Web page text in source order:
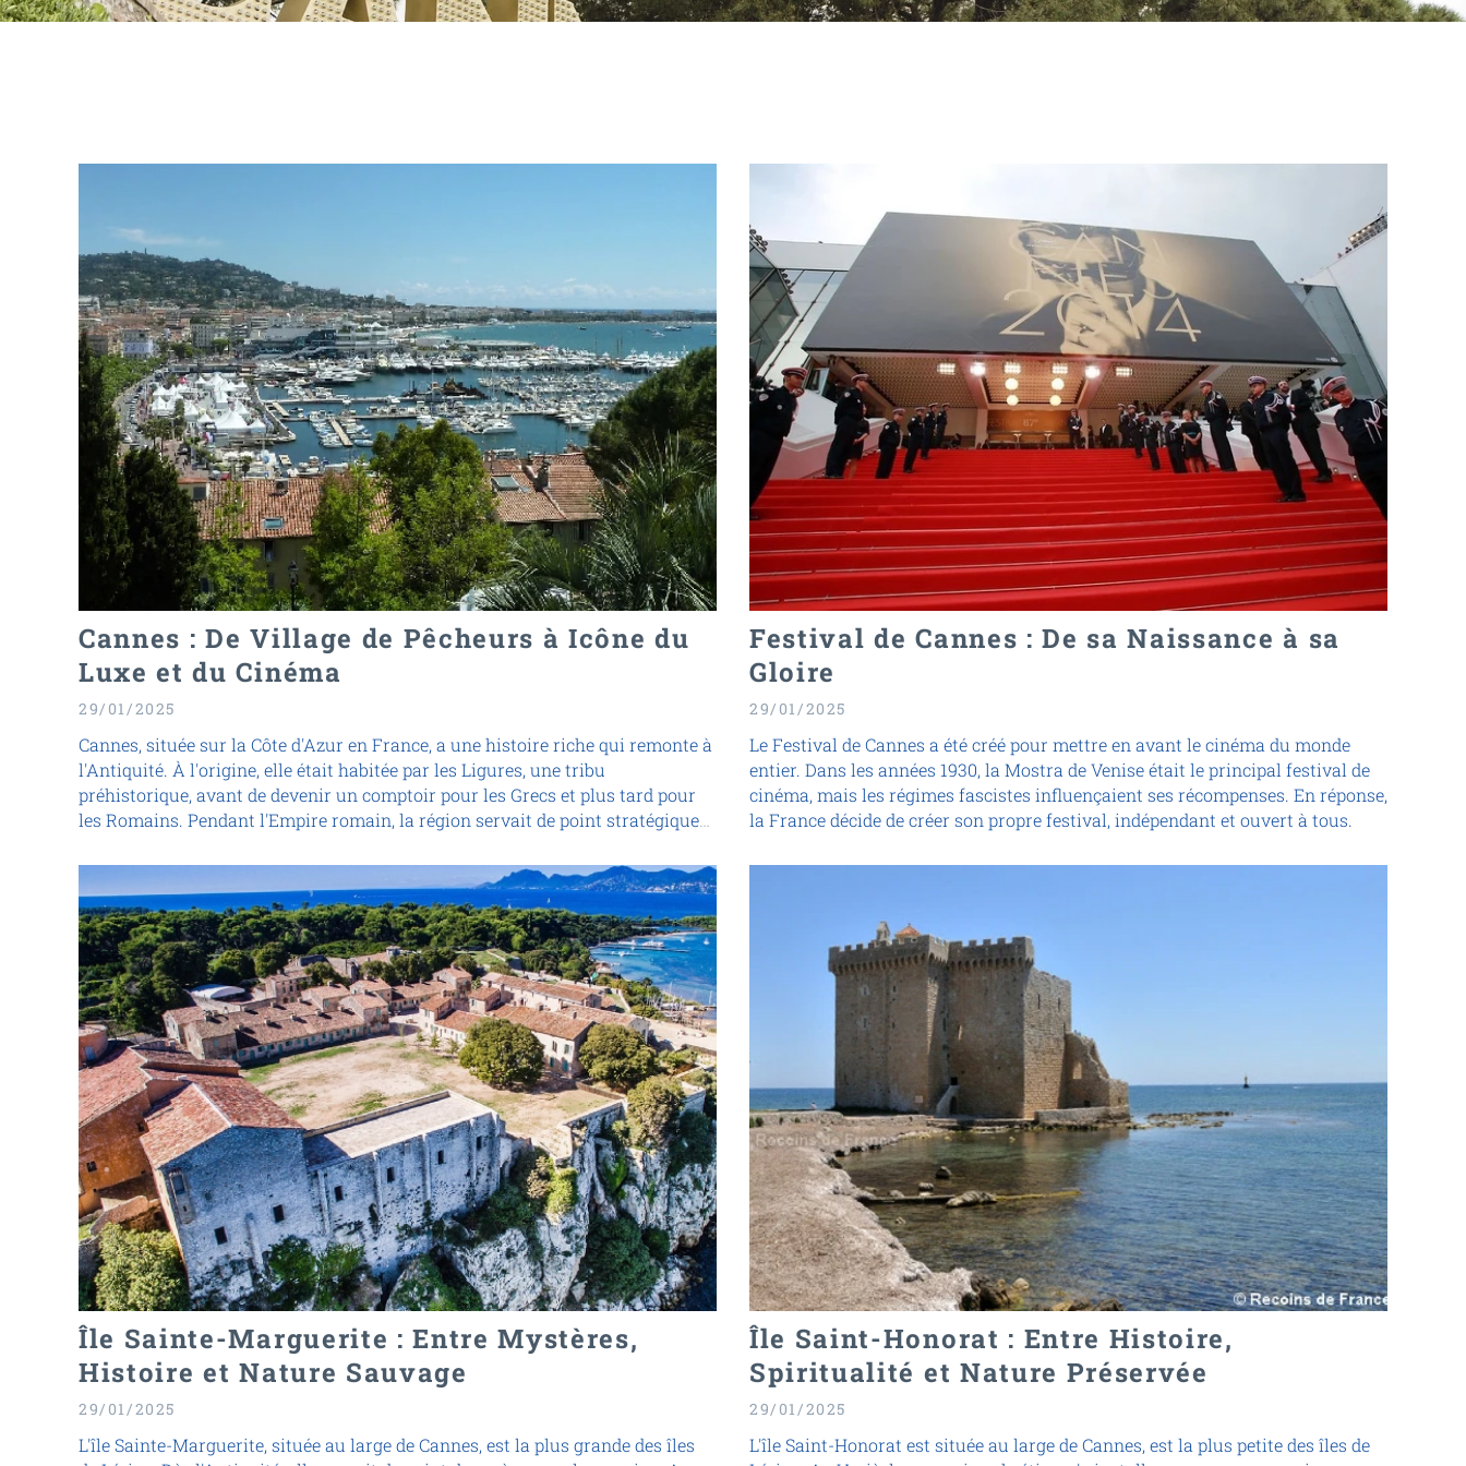
Cannes : De Village de Pêcheurs à Icône du
Luxe et du Cinéma
29/01/2025
Cannes, située sur la Côte d'Azur en France, a une histoire riche qui remonte à
l'Antiquité. À l'origine, elle était habitée par les Ligures, une tribu
préhistorique, avant de devenir un comptoir pour les Grecs et plus tard pour
les Romains. Pendant l'Empire romain, la région servait de point stratégique
Festival de Cannes : De sa Naissance à sa
Gloire
29/01/2025
Le Festival de Cannes a été créé pour mettre en avant le cinéma du monde
entier. Dans les années 1930, la Mostra de Venise était le principal festival de
cinéma, mais les régimes fascistes influençaient ses récompenses. En réponse,
la France décide de créer son propre festival, indépendant et ouvert à tous.
Île Sainte-Marguerite : Entre Mystères,
Histoire et Nature Sauvage
29/01/2025
L'île Sainte-Marguerite, située au large de Cannes, est la plus grande des îles
Île Saint-Honorat : Entre Histoire,
Spiritualité et Nature Préservée
29/01/2025
L'île Saint-Honorat est située au large de Cannes, est la plus petite des îles de